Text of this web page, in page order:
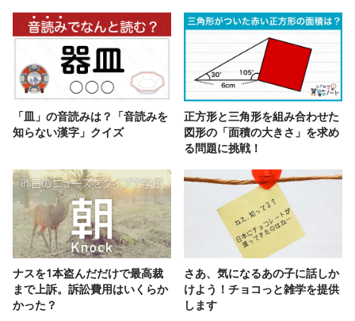
「皿」の音読みは？「音読みを
知らない漢字」クイズ
正方形と三角形を組み合わせた
図形の「面積の大きさ」を求め
る問題に挑戦！
ナスを1本盗んだだけで最高裁
まで上訴。訴訟費用はいくらか
かった？
さあ、気になるあの子に話しか
けよう！チョコっと雑学を提供
します